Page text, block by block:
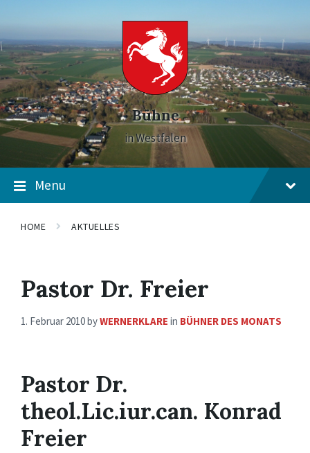
navigation
Bühne
in Westfalen
Menu
HOME AKTUELLES
Pastor Dr. Freier
1. Februar 2010byWERNERKLARE in BÜHNER DES MONATS
Pastor Dr.
theol.Lic.iur.can. Konrad
Freier